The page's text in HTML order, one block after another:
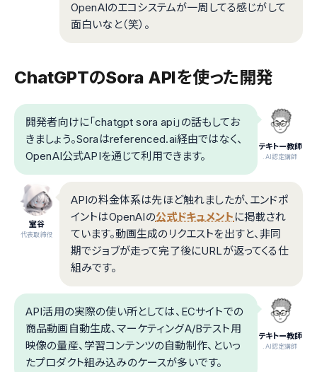
OpenAIのエコシステムが一周してる感じがして
面白いなと（笑）。
ChatGPTのSora APIを使った開発
テキトー教師
.AI認定講師
開発者向けに「chatgpt sora api」の話もしてお
きましょう。Soraはreferenced.ai経由ではなく、
OpenAI公式APIを通じて利用できます。
室谷
代表取締役
APIの料金体系は先ほど触れましたが、エンドポ
イントはOpenAIの公式ドキュメント に掲載され
ています。動画生成のリクエストを出すと、非同
期でジョブが走って完了後にURLが返ってくる仕
組みです。
テキトー教師
.AI認定講師
API活用の実際の使い所としては、ECサイトでの
商品動画自動生成、マーケティングA/Bテスト用
映像の量産、学習コンテンツの自動制作、といっ
たプロダクト組み込みのケースが多いです。